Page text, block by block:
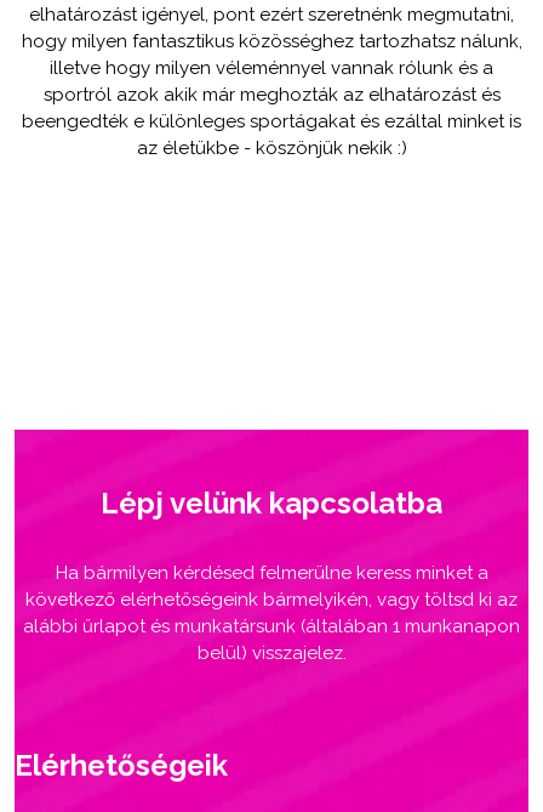
elhatározást igényel, pont ezért szeretnénk megmutatni,
hogy milyen fantasztikus közösséghez tartozhatsz nálunk,
illetve hogy milyen véleménnyel vannak rólunk és a
sportról azok akik már meghozták az elhatározást és
beengedték e különleges sportágakat és ezáltal minket is
az életükbe - köszönjük nekik :)
Lépj velünk kapcsolatba
Ha bármilyen kérdésed felmerülne keress minket a
következő elérhetőségeink bármelyikén, vagy töltsd ki az
alábbi űrlapot és munkatársunk (általában 1 munkanapon
belül) visszajelez.
Elérhetőségeik